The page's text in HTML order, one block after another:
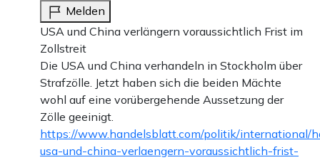
Melden
USA und China verlängern voraussichtlich Frist im
Zollstreit
Die USA und China verhandeln in Stockholm über
Strafzölle. Jetzt haben sich die beiden Mächte
wohl auf eine vorübergehende Aussetzung der
Zölle geeinigt.
https://www.handelsblatt.com/politik/international/
usa-und-china-verlaengern-voraussichtlich-frist-